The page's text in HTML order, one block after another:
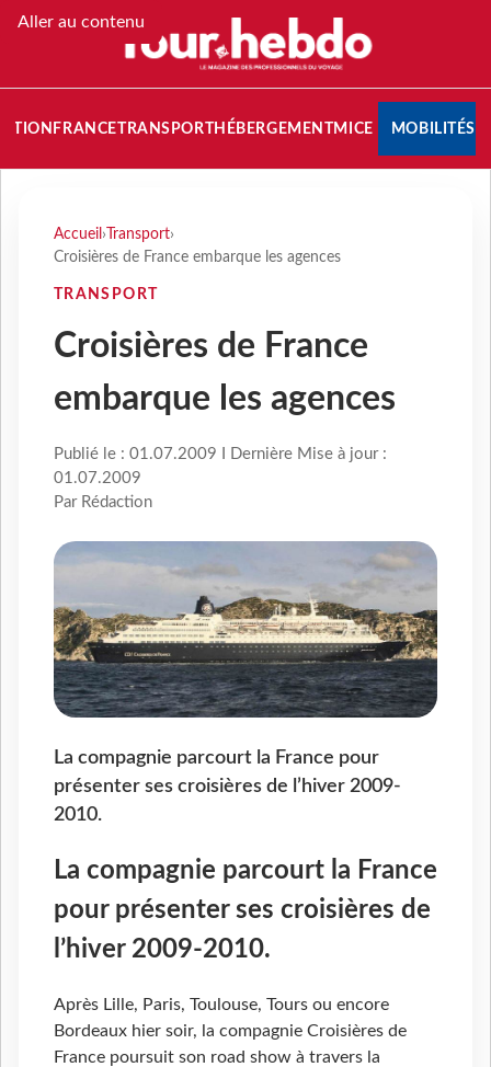
Aller au contenu
FRANCETRANSPORT HÉBERGEMENTMICE MOBILITÉS
Accueil › Transport›
Croisières de France embarque les agences
TRANSPORT
Croisières de France
embarque les agences
Publié le : 01.07.2009 I Dernière Mise à jour :
01.07.2009
Par Rédaction
La compagnie parcourt la France pour
présenter ses croisières de l’hiver 2009-
2010.
La compagnie parcourt la France
pour présenter ses croisières de
l’hiver 2009-2010.
Après Lille, Paris, Toulouse, Tours ou encore
Bordeaux hier soir, la compagnie Croisières de
France poursuit son road show à travers la